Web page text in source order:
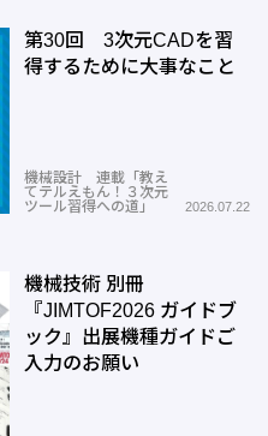
第30回 3次元CADを習
得するために大事なこと
機械設計 連載「教え
てテルえもん！３次元
ツール習得への道」
2026.07.22
機械技術 別冊
『JIMTOF2026 ガイドブ
ック』出展機種ガイドご
入力のお願い